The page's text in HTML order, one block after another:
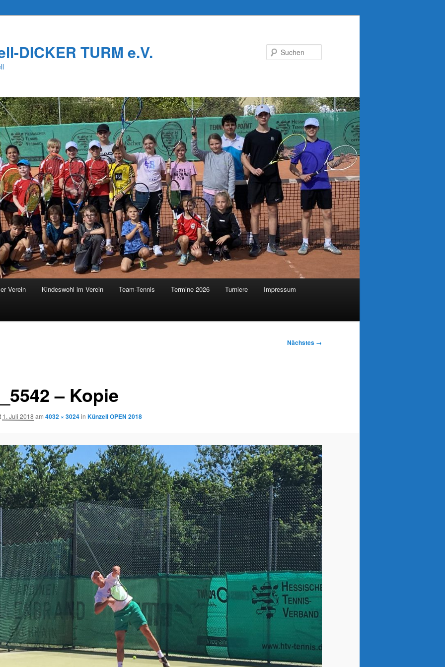
DICKER TURM e.V.
Verein Kindeswohl im Verein Team-Tennis Termine 2026 Turniere Impressum
Nächstes →
– Kopie
1. Juli 2018 am 4032 × 3024in Künzell OPEN 2018